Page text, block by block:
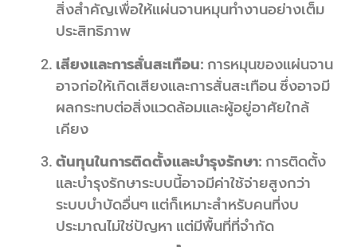
สิ่งสำคัญเพื่อให้แผ่นจานหมุนทำงานอย่างเต็ม
ประสิทธิภาพ
เสียงและการสั่นสะเทือน: การหมุนของแผ่นจาน
อาจก่อให้เกิดเสียงและการสั่นสะเทือน ซึ่งอาจมี
ผลกระทบต่อสิ่งแวดล้อมและผู้อยู่อาศัยใกล้
เคียง
ต้นทุนในการติดตั้งและบำรุงรักษา: การติดตั้ง
และบำรุงรักษาระบบนี้อาจมีค่าใช้จ่ายสูงกว่า
ระบบบำบัดอื่นๆ แต่ก็เหมาะสำหรับคนที่งบ
ประมาณไม่ใช่ปัญหา แต่มีพื้นที่ที่จำกัด